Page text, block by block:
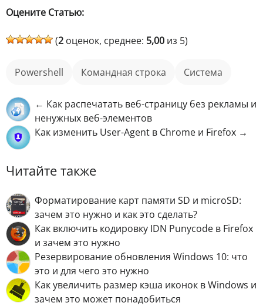
Оцените Статью:
(2 оценок, среднее: 5,00 из 5)
Powershell командная строка Система
← Как распечатать веб-страницу без рекламы и
ненужных веб-элементов
Как изменить User-Agent в Chrome и Firefox →
Читайте также
Форматирование карт памяти SD и microSD:
зачем это нужно и как это сделать?
Как включить кодировку IDN Punycode в Firefox
и зачем это нужно
Резервирование обновления Windows 10: что
это и для чего это нужно
Как увеличить размер кэша иконок в Windows и
зачем это может понадобиться